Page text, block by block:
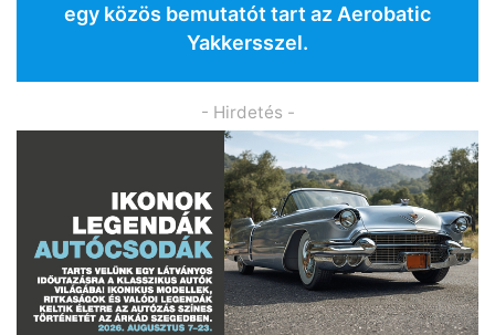
egy közös bemutatót tart az Aerobatic
Yakkersszel.
- Hirdetés -